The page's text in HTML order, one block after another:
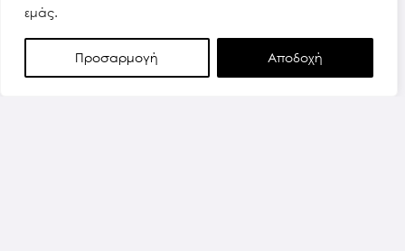
εμάς.
Προσαρμογή Αποδοχή